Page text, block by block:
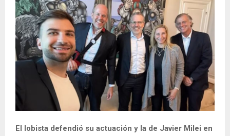
El lobista defendió su actuación y la de Javier Milei en